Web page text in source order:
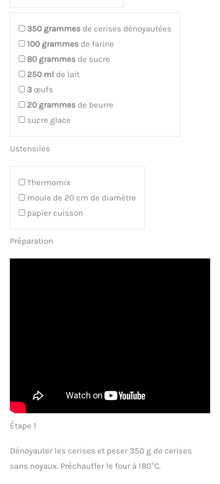
350 grammes de cerises dénoyautées
100 grammes de farine
80 grammes de sucre
250 ml de lait
3 œufs
20 grammes de beurre
sucre glace
Ustensiles
Thermomix
moule de 20 cm de diamètre
papier cuisson
Préparation
Étape 1
Dénoyauter les cerises et peser 350 g de cerises
sans noyaux. Préchauffer le four à 180°C.